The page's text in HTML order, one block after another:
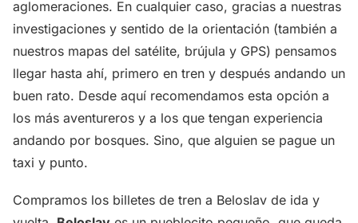
aglomeraciones. En cualquier caso, gracias a nuestras
investigaciones y sentido de la orientación (también a
nuestros mapas del satélite, brújula y GPS) pensamos
llegar hasta ahí, primero en tren y después andando un
buen rato. Desde aquí recomendamos esta opción a
los más aventureros y a los que tengan experiencia
andando por bosques. Sino, que alguien se pague un
taxi y punto.
Compramos los billetes de tren a Beloslav de ida y